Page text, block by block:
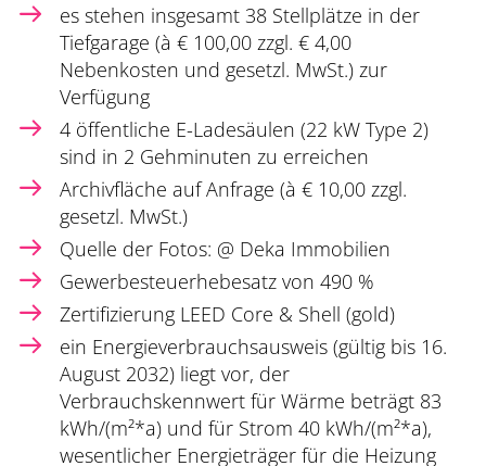
es stehen insgesamt 38 Stellplätze in der
Tiefgarage (à € 100,00 zzgl. € 4,00
Nebenkosten und gesetzl. MwSt.) zur
Verfügung
4 öffentliche E-Ladesäulen (22 kW Type 2)
sind in 2 Gehminuten zu erreichen
Archivfläche auf Anfrage (à € 10,00 zzgl.
gesetzl. MwSt.)
Quelle der Fotos: @ Deka Immobilien
Gewerbesteuerhebesatz von 490 %
Zertifizierung LEED Core & Shell (gold)
ein Energieverbrauchsausweis (gültig bis 16.
August 2032) liegt vor, der
Verbrauchskennwert für Wärme beträgt 83
kWh/(m²*a) und für Strom 40 kWh/(m²*a),
wesentlicher Energieträger für die Heizung